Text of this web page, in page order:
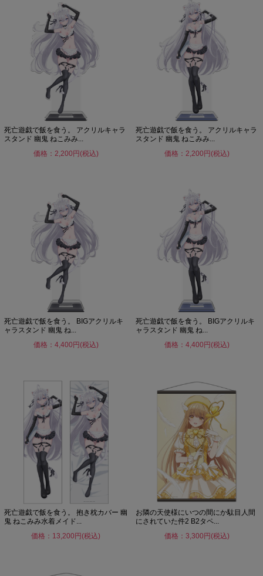
死亡遊戯で飯を食う。 アクリルキャラ
スタンド 幽鬼 ねこみみ...
価格：2,200円(税込)
死亡遊戯で飯を食う。 アクリルキャラ
スタンド 幽鬼 ねこみみ...
価格：2,200円(税込)
死亡遊戯で飯を食う。 BIGアクリルキ
ャラスタンド 幽鬼 ね...
価格：4,400円(税込)
死亡遊戯で飯を食う。 BIGアクリルキ
ャラスタンド 幽鬼 ね...
価格：4,400円(税込)
死亡遊戯で飯を食う。 抱き枕カバー 幽
鬼 ねこみみ水着メイド...
価格：13,200円(税込)
お隣の天使様にいつの間にか駄目人間
にされていた件2 B2タペ...
価格：3,300円(税込)